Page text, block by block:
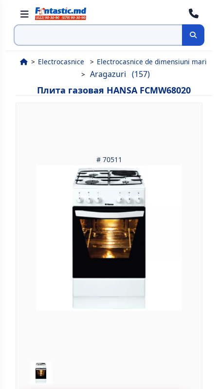
Поиск
Electrocasnice Electrocasnice de dimensiuni mari
Aragazuri (157)
Плитa газовая HANSA FCMW68020
# 70511